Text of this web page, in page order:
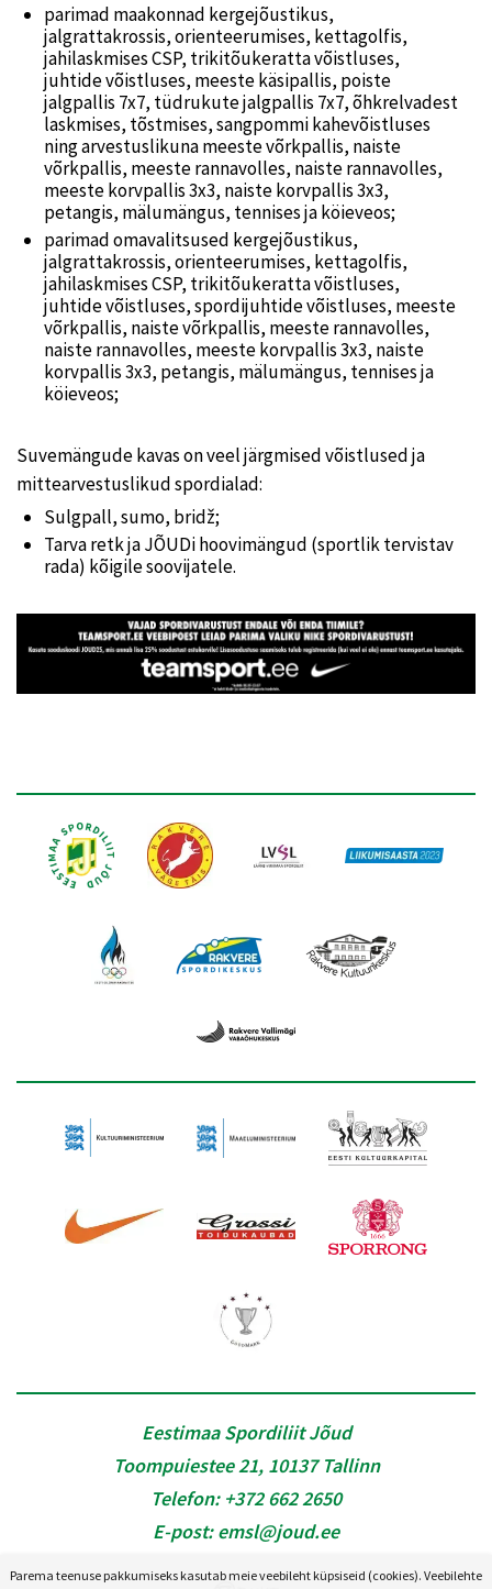
parimad maakonnad kergejõustikus,
jalgrattakrossis, orienteerumises, kettagolfis,
jahilaskmises CSP, trikitõukeratta võistluses,
juhtide võistluses, meeste käsipallis, poiste
jalgpallis 7x7, tüdrukute jalgpallis 7x7, õhkrelvadest
laskmises, tõstmises, sangpommi kahevõistluses
ning arvestuslikuna meeste võrkpallis, naiste
võrkpallis, meeste rannavolles, naiste rannavolles,
meeste korvpallis 3x3, naiste korvpallis 3x3,
petangis, mälumängus, tennises ja köieveos;
parimad omavalitsused kergejõustikus,
jalgrattakrossis, orienteerumises, kettagolfis,
jahilaskmises CSP, trikitõukeratta võistluses,
juhtide võistluses, spordijuhtide võistluses, meeste
võrkpallis, naiste võrkpallis, meeste rannavolles,
naiste rannavolles, meeste korvpallis 3x3, naiste
korvpallis 3x3, petangis, mälumängus, tennises ja
köieveos;
Suvemängude kavas on veel järgmised võistlused ja
mittearvestuslikud spordialad:
Sulgpall, sumo, bridž;
Tarva retk ja JÕUDi hoovimängud (sportlik tervistav
rada) kõigile soovijatele.
Eestimaa Spordiliit Jõud
Toompuiestee 21, 10137 Tallinn
Telefon: +372 662 2650
E-post:emsl@joud.ee
Parema teenuse pakkumiseks kasutab meie veebileht küpsiseid (cookies). Veebilehte